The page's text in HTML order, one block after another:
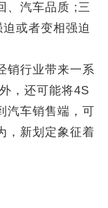
、汽车品质 ;三
或者变相强迫
行业带来一系
，还可能将4S
汽车销售端，可
，新划定象征着